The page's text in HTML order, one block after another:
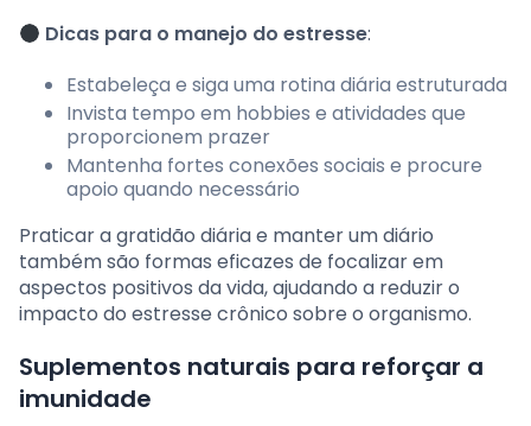
Dicas para o manejo do estresse:
Estabeleça e siga uma rotina diária estruturada
Invista tempo em hobbies e atividades que
proporcionem prazer
Mantenha fortes conexões sociais e procure
apoio quando necessário
Praticar a gratidão diária e manter um diário
também são formas eficazes de focalizar em
aspectos positivos da vida, ajudando a reduzir o
impacto do estresse crônico sobre o organismo.
Suplementos naturais para reforçar a
imunidade